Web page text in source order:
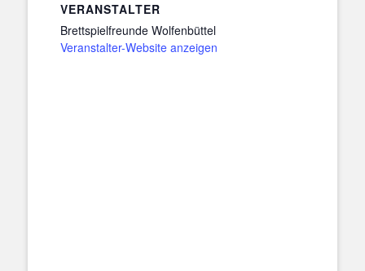
VERANSTALTER
Brettspielfreunde Wolfenbüttel
Veranstalter-Website anzeigen